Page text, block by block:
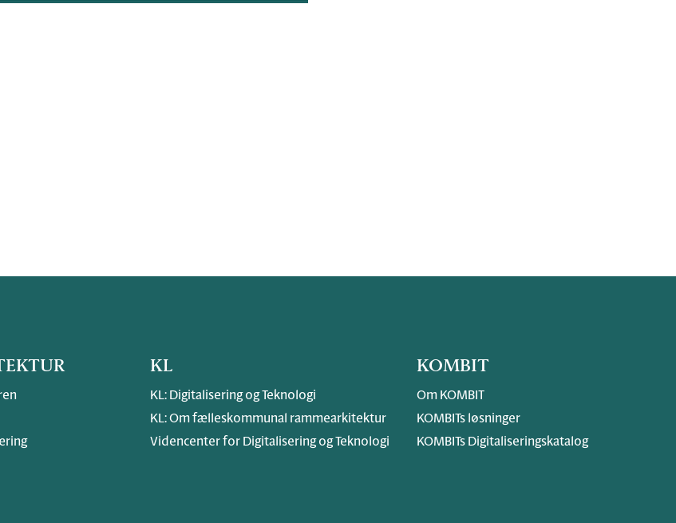
KL
KL: Digitalisering og Teknologi
KL: Om fælleskommunal rammearkitektur
Videncenter for Digitalisering og Teknologi
KOMBIT
Om KOMBIT
KOMBITs løsninger
KOMBITs Digitaliseringskatalog